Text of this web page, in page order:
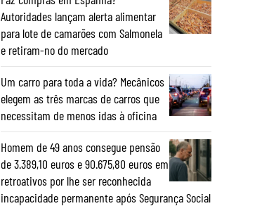
Autoridades lançam alerta alimentar
para lote de camarões com Salmonela
e retiram-no do mercado
Um carro para toda a vida? Mecânicos
elegem as três marcas de carros que
necessitam de menos idas à oficina
Homem de 49 anos consegue pensão
de 3.389,10 euros e 90.675,80 euros em
retroativos por lhe ser reconhecida
incapacidade permanente após Segurança Social